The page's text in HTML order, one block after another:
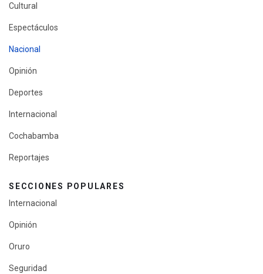
Cultural
Espectáculos
Nacional
Opinión
Deportes
Internacional
Cochabamba
Reportajes
SECCIONES POPULARES
Internacional
Opinión
Oruro
Seguridad